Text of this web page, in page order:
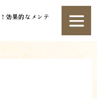
効果的なメンテ